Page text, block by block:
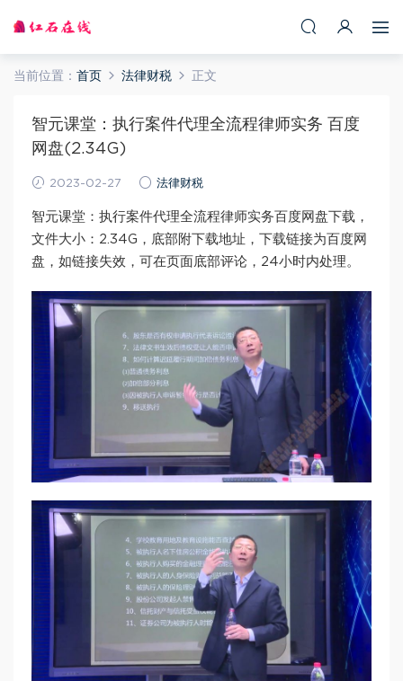
当前位置： 首页 法律财税 正文
智元课堂：执行案件代理全流程律师实务 百度
网盘(2.34G)
2023-02-27 法律财税
智元课堂：执行案件代理全流程律师实务百度网盘下载，
文件大小：2.34G，底部附下载地址，下载链接为百度网
盘，如链接失效，可在页面底部评论，24小时内处理。